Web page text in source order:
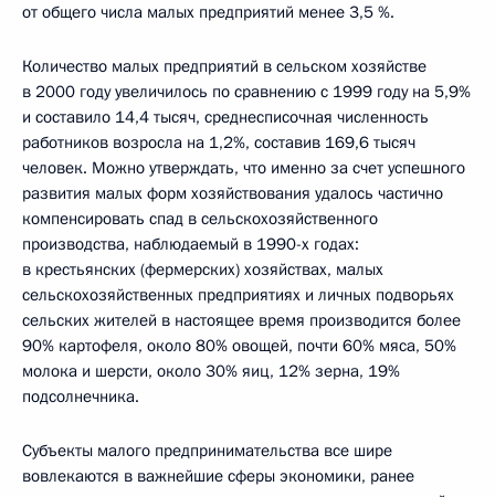
от общего числа малых предприятий менее 3,5 %.
Количество малых предприятий в сельском хозяйстве
в 2000 году увеличилось по сравнению с 1999 году на 5,9%
и составило 14,4 тысяч, среднесписочная численность
работников возросла на 1,2%, составив 169,6 тысяч
человек. Можно утверждать, что именно за счет успешного
развития малых форм хозяйствования удалось частично
компенсировать спад в сельскохозяйственного
производства, наблюдаемый в 1990-х годах:
в крестьянских (фермерских) хозяйствах, малых
сельскохозяйственных предприятиях и личных подворьях
сельских жителей в настоящее время производится более
90% картофеля, около 80% овощей, почти 60% мяса, 50%
молока и шерсти, около 30% яиц, 12% зерна, 19%
подсолнечника.
Субъекты малого предпринимательства все шире
вовлекаются в важнейшие сферы экономики, ранее